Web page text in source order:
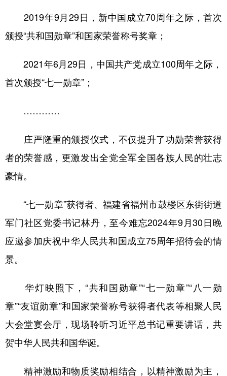
2019年9月29日，新中国成立70周年之际，首次
颁授“共和国勋章”和国家荣誉称号奖章；
2021年6月29日，中国共产党成立100周年之际，
首次颁授“七一勋章”；
庄严隆重的颁授仪式，不仅提升了功勋荣誉获得
者的荣誉感，更激发出全党全军全国各族人民的壮志
豪情。
“七一勋章”获得者、福建省福州市鼓楼区东街街道
军门社区党委书记林丹，至今难忘2024年9月30日晚
应邀参加庆祝中华人民共和国成立75周年招待会的情
景。
华灯映照下，“共和国勋章”“七一勋章”“八一勋
章”“友谊勋章”和国家荣誉称号获得者代表等相聚人民
大会堂宴会厅，现场聆听习近平总书记重要讲话，共
贺中华人民共和国华诞。
精神激励和物质奖励相结合，以精神激励为主，